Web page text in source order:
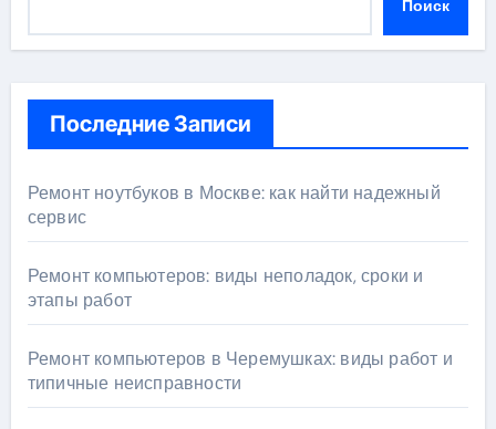
Поиск
Последние Записи
Ремонт ноутбуков в Москве: как найти надежный
сервис
Ремонт компьютеров: виды неполадок, сроки и
этапы работ
Ремонт компьютеров в Черемушках: виды работ и
типичные неисправности